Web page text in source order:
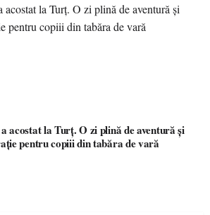
acostat la Turț. O zi plină de aventură și
pentru copiii din tabăra de vară